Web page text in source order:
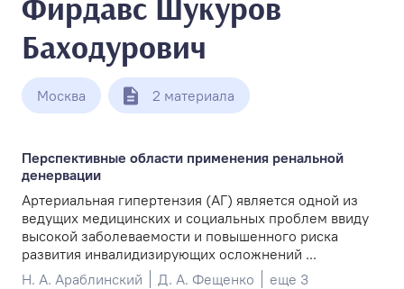
Фирдавс Шукуров
Баходурович
Москва 2 материала
Перспективные области применения ренальной
денервации
Артериальная гипертензия (АГ) является одной из
ведущих медицинских и социальных проблем ввиду
высокой заболеваемости и повышенного риска
развития инвалидизирующих осложнений ...
Н. А. Араблинский
Д. А. Фещенко еще 3